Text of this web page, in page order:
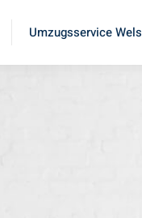
Umzugsservice Wels